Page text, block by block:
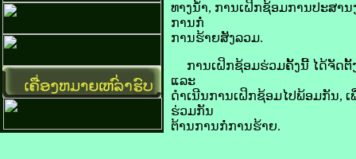
ທາງນ້ຳ, ການ​ເຝິກ​ຊ້ອມ​ການ​ປະສາ
ການ​ກໍ່​
ການ​ຮ້າຍ​ສັງ​ລວມ.
ການ​ເຝິກ​ຊ້ອມ​ຮ່ວມ​ຄັ້ງ​ນີ້ ໄດ້​ຈັດ​ຕັ້
ແລະ
ດຳເນີນ​ການ​ເຝິກ​ຊ້ອມ​ໄປ​ພ້ອມ​ກັນ,
ຮ່ວມ​ກັນ
​ຕ້ານ​ການ​ກໍ່​ການ​ຮ້າຍ.